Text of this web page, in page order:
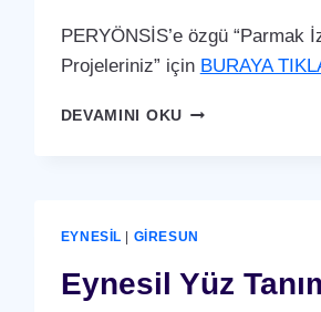
PERYÖNSİS’e özgü “Parmak
Projeleriniz” için BURAYA
DEVAMINI OKUEYNESIL
EYNESIL GIRESUN
Eynesil Yüz